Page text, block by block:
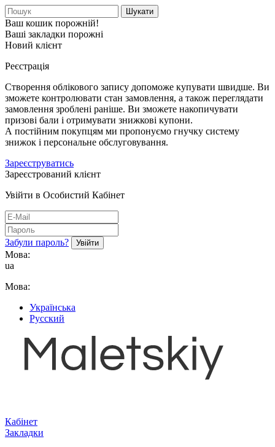
Шукати
Ваш кошик порожній!
Ваші закладки порожні
Новий клієнт
Реєстрація
Створення облікового запису допоможе купувати швидше. Ви
зможете контролювати стан замовлення, а також переглядати
замовлення зроблені раніше. Ви зможете накопичувати
призові бали і отримувати знижкові купони.
А постійним покупцям ми пропонуємо гнучку систему
знижок і персональне обслуговування.
Зареєструватись
Зареєстрований клієнт
Увійти в Особистий Кабінет
Забули пароль?
Мова:
ua
Мова:
Українська
Русский
Кабінет
Закладки